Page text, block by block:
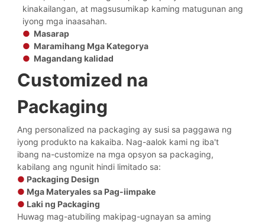
kinakailangan, at magsusumikap kaming matugunan ang
iyong mga inaasahan.
● Masarap
● Maramihang Mga Kategorya
● Magandang kalidad
Customized na
Packaging
Ang personalized na packaging ay susi sa paggawa ng
iyong produkto na kakaiba. Nag-aalok kami ng iba't
ibang na-customize na mga opsyon sa packaging,
kabilang ang ngunit hindi limitado sa:
● Packaging Design
● Mga Materyales sa Pag-iimpake
● Laki ng Packaging
Huwag mag-atubiling makipag-ugnayan sa aming